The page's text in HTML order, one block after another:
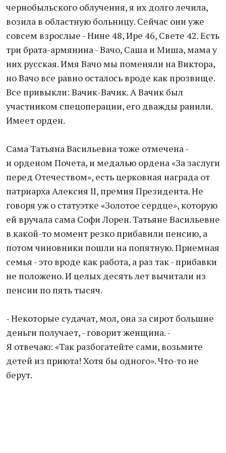
чернобыльского облучения, я их долго лечила,
возила в областную больницу. Сейчас они уже
совсем взрослые - Нине 48, Ире 46, Свете 42. Есть
три брата-армянина - Вачо, Саша и Миша, мама у
них русская. Имя Вачо мы поменяли на Виктора,
но Вачо все равно осталось вроде как прозвище.
Все привыкли: Вачик-Вачик. А Вачик был
участником спецоперации, его дважды ранили.
Имеет орден.
Сама Татьяна Васильевна тоже отмечена -
и орденом Почета, и медалью ордена «За заслуги
перед Отечеством», есть церковная награда от
патриарха Алексия II, премия Президента. Не
говоря уж о статуэтке «Золотое сердце», которую
ей вручала сама Софи Лорен. Татьяне Васильевне
в какой-то момент резко прибавили пенсию, а
потом чиновники пошли на попятную. Приемная
семья - это вроде как работа, а раз так - прибавки
не положено. И целых десять лет вычитали из
пенсии по пять тысяч.
- Некоторые судачат, мол, она за сирот большие
деньги получает, - говорит женщина. -
Я отвечаю: «Так разбогатейте сами, возьмите
детей из приюта! Хотя бы одного». Что-то не
берут.